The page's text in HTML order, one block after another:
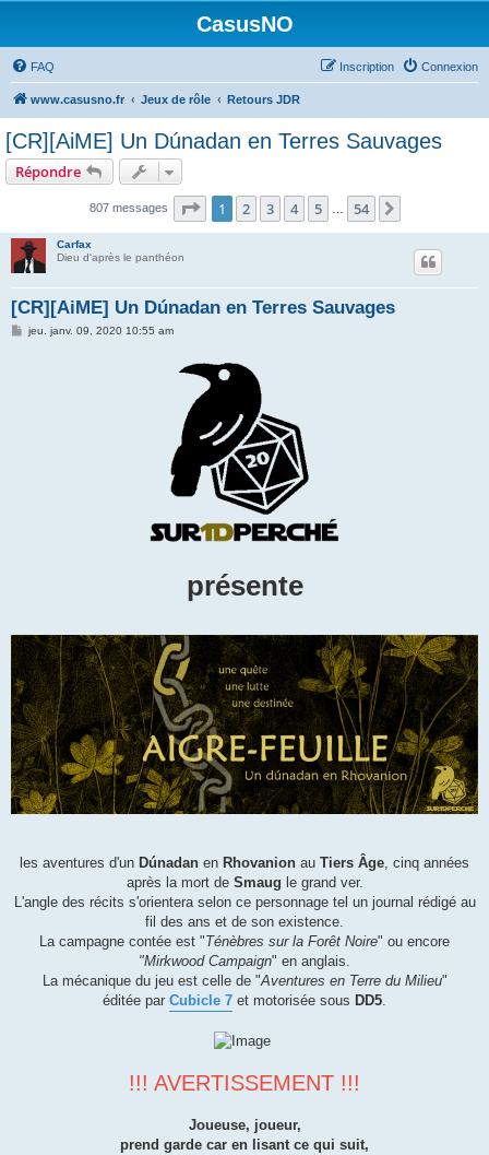
CasusNO
FAQ Connexion
Inscription
www.casusno.fr Jeux de rôle Retours JDR
[CR][AiME] Un Dúnadan en Terres Sauvages
Répondre
807 messages Page 1sur54
1 2 3 4 5 54
Carfax
Dieu d'après le panthéon
[CR][AiME] Un Dúnadan en Terres Sauvages
Mjeu. janv. 09, 2020 10:55 am
présente
les aventures d'un Dúnadan en Rhovanion au Tiers Âge , cinq années
après la mort de Smaug le grand ver.
L'angle des récits s'orientera selon ce personnage tel un journal rédigé au
fil des ans et de son existence.
La campagne contée est "Ténèbres sur la Forêt Noire" ou encore
"Mirkwood Campaign" en anglais.
La mécanique du jeu est celle de "Aventures en Terre du Milieu"
éditée par Cubicle 7 et motorisée sous DD5
!!! AVERTISSEMENT !!!
Joueuse, joueur,
prend garde car en lisant ce qui suit,